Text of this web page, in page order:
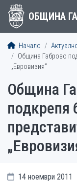
ОБЩИНА
Начало
Община Габрово
„Евровизия”
Община
подкрепя
14 ноември 2011